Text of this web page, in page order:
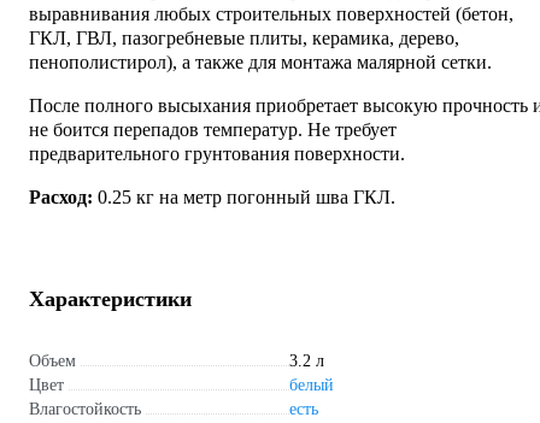
выравнивания любых строительных поверхностей (бетон,
ГКЛ, ГВЛ, пазогребневые плиты, керамика, дерево,
пенополистирол), а также для монтажа малярной сетки.
После полного высыхания приобретает высокую прочность
не боится перепадов температур. Не требует
предварительного грунтования поверхности.
Расход: 0.25 кг на метр погонный шва ГКЛ.
Характеристики
Объем
3.2 л
Цвет
белый
Влагостойкость
есть